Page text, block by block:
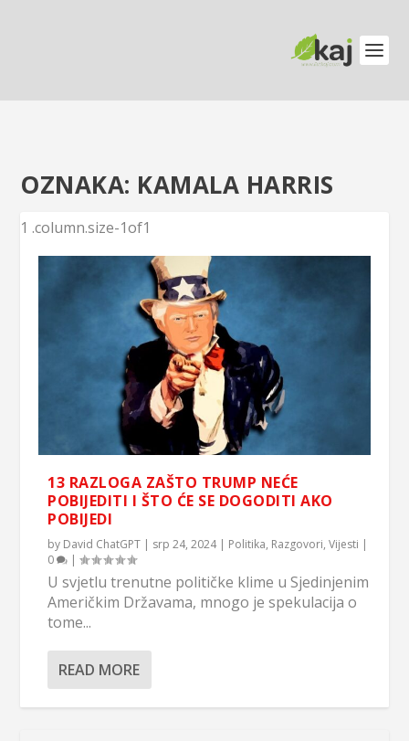
OZNAKA: KAMALA HARRIS
13 RAZLOGA ZAŠTO TRUMP NEĆE
POBIJEDITI I ŠTO ĆE SE DOGODITI AKO
POBIJEDI
by David ChatGPT | srp 24, 2024| Politika, Razgovori,Vijesti |
0
|
U svjetlu trenutne političke klime u Sjedinjenim
Američkim Državama, mnogo je spekulacija o
tome...
READ MORE